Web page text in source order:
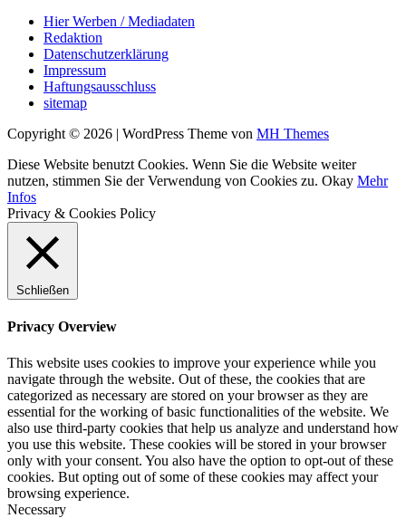
Hier Werben / Mediadaten
Redaktion
Datenschutzerklärung
Impressum
Haftungsausschluss
sitemap
Copyright © 2026 | WordPress Theme von MH Themes
Diese Website benutzt Cookies. Wenn Sie die Website weiter
nutzen, stimmen Sie der Verwendung von Cookies zu. Okay Mehr
Infos
Privacy & Cookies Policy
Schließen
Privacy Overview
This website uses cookies to improve your experience while you
navigate through the website. Out of these, the cookies that are
categorized as necessary are stored on your browser as they are
essential for the working of basic functionalities of the website. We
also use third-party cookies that help us analyze and understand how
you use this website. These cookies will be stored in your browser
only with your consent. You also have the option to opt-out of these
cookies. But opting out of some of these cookies may affect your
browsing experience.
Necessary